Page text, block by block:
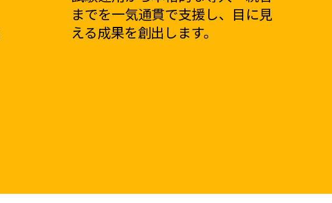
までを一気通貫で支援し、目に見
える成果を創出します。